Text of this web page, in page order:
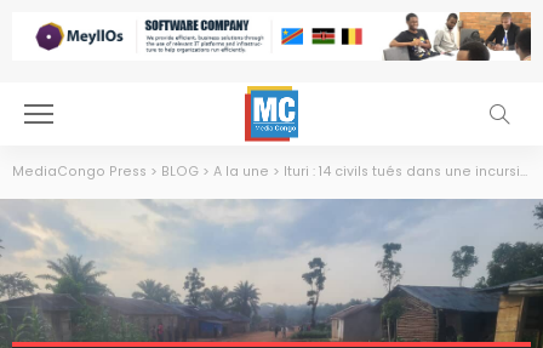
MediaCongo Press > BLOG > A la une > Ituri : 14 civils tués dans une incursion des miliciens Codeco à Maze